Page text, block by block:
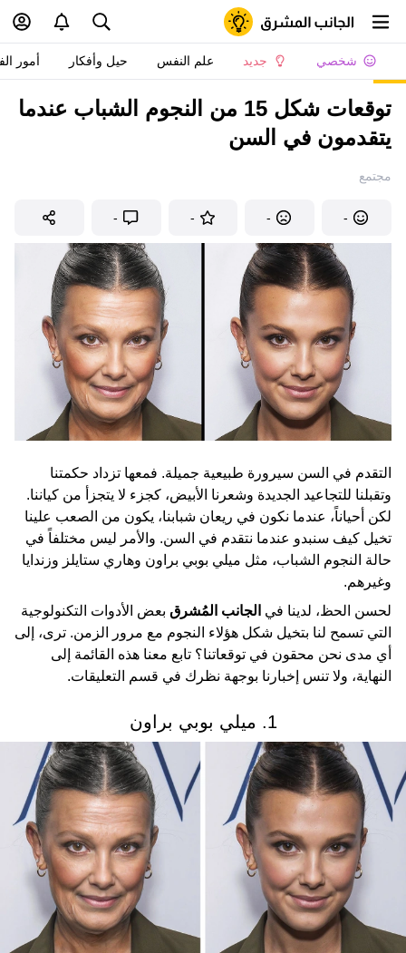
شخصي جديد علم النفس حيل وأفكار أمور
توقعات شكل 15 من النجوم الشباب عندما
يتقدمون في السن
مجتمع
-
-
-
-
التقدم في السن سيرورة طبيعية جميلة. فمعها تزداد حكمتنا
وتقبلنا للتجاعيد الجديدة وشعرنا الأبيض، كجزء لا يتجزأ من كياننا.
لكن أحياناً، عندما نكون في ريعان شبابنا، يكون من الصعب علينا
تخيل كيف سنبدو عندما نتقدم في السن. والأمر ليس مختلفاً في
حالة النجوم الشباب، مثل ميلي بوبي براون وهاري ستايلز وزندايا
وغيرهم.
لحسن الحظ، لدينا في الجانب المُشرق بعض الأدوات التكنولوجية
التي تسمح لنا بتخيل شكل هؤلاء النجوم مع مرور الزمن. ترى، إلى
أي مدى نحن محقون في توقعاتنا؟ تابع معنا هذه القائمة إلى
النهاية، ولا تنس إخبارنا بوجهة نظرك في قسم التعليقات.
1. ميلي بوبي براون